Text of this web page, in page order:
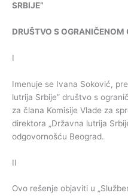
SRBIJE”
DRUŠTVO SOGRANIČENOM
I
Imenuje se Ivana Soković,
lutrija Srbije” društvo s
za člana Komisije Vlade za
direktora „Državna lutrija
odgovornošću Beograd.
II
Ovo rešenje objaviti u